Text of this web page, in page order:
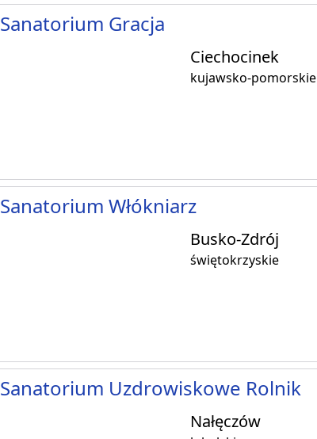
Sanatorium Gracja
Ciechocinek
kujawsko-pomorskie
Sanatorium Włókniarz
Busko-Zdrój
świętokrzyskie
Sanatorium Uzdrowiskowe Rolnik
Nałęczów